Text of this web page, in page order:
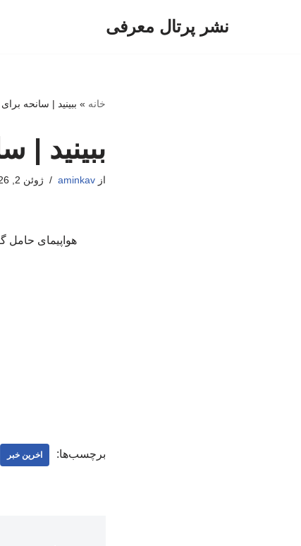
نشر پرتال معرفی
خانه » ببینید | سانحه
ببینید |
ازaminkav ژوئن 2, 2026
هواپیمای حامل
برچسب‌ها: اخرین خبر